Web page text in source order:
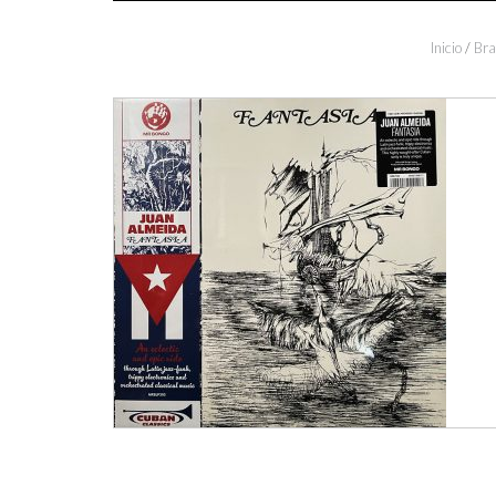
Inicio/